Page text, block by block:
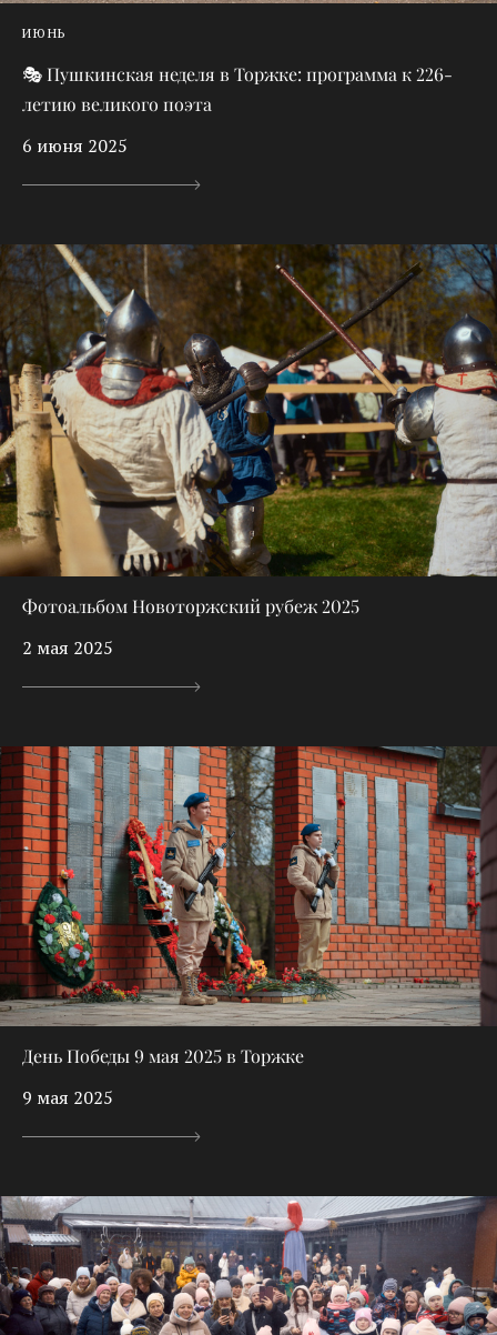
ИЮНЬ
🎭 Пушкинская неделя в Торжке: программа к 226-
летию великого поэта
6 июня 2025
Фотоальбом Новоторжский рубеж 2025
2 мая 2025
День Победы 9 мая 2025 в Торжке
9 мая 2025